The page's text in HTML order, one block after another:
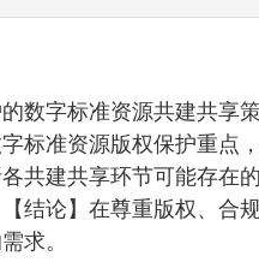
数字标准资源共建共享
标准资源版权保护重点
共建共享环节可能存在的
结论】在尊重版权、合
求。